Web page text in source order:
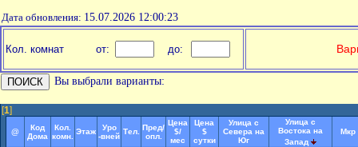
Дата обновления: 15.07.2026 12:00:23
Кол. комнат от: до:
Вы выбрали варианты:
[1]
@
Код
Дома
Кол.
комн.
Этаж
Уро
-вней
Тел. Пред/
опл.
Цена
$/
мес
Цена
$
сутки
Улица с
Севера на
Юг
Улица с
Востока на
Запад
Мкр